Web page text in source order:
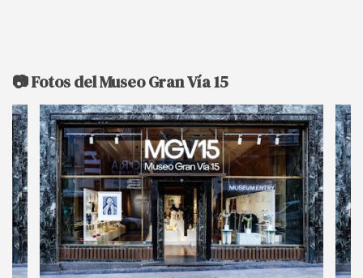
📷 Fotos del Museo Gran Vía 15